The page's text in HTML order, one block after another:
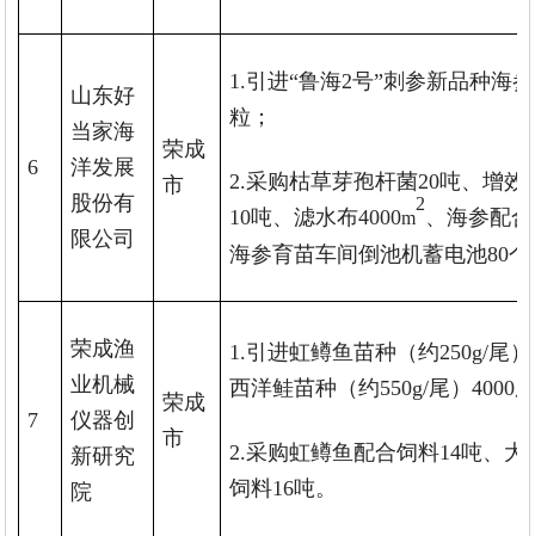
6
山东好
当家海
洋发展
股份有
限公司
荣成
市
1.引进“鲁海2号”刺参新品种海
粒；
2.采购枯草芽孢杆菌20吨、增效
10吨、滤水布4000m
2
、海参配
海参育苗车间倒池机蓄电池80
7
荣成渔
业机械
仪器创
新研究
院
荣成
市
1.引进虹鳟鱼苗种（约250g/尾
西洋鲑苗种（约550g/尾）4000
2.采购虹鳟鱼配合饲料14吨、大
饲料16吨。